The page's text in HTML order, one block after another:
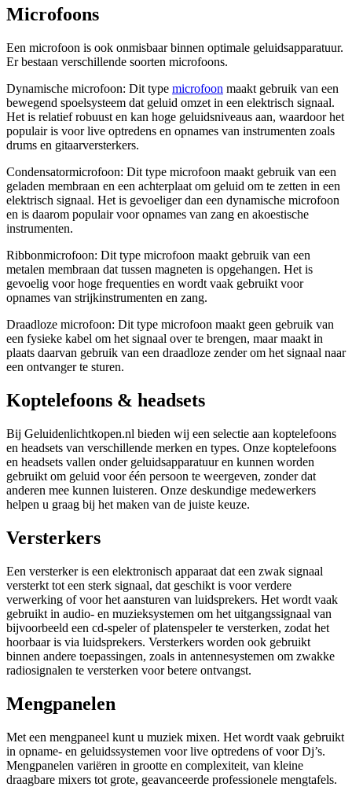
Microfoons
Een microfoon is ook onmisbaar binnen optimale geluidsapparatuur.
Er bestaan verschillende soorten microfoons.
Dynamische microfoon: Dit type microfoon maakt gebruik van een
bewegend spoelsysteem dat geluid omzet in een elektrisch signaal.
Het is relatief robuust en kan hoge geluidsniveaus aan, waardoor het
populair is voor live optredens en opnames van instrumenten zoals
drums en gitaarversterkers.
Condensatormicrofoon: Dit type microfoon maakt gebruik van een
geladen membraan en een achterplaat om geluid om te zetten in een
elektrisch signaal. Het is gevoeliger dan een dynamische microfoon
en is daarom populair voor opnames van zang en akoestische
instrumenten.
Ribbonmicrofoon: Dit type microfoon maakt gebruik van een
metalen membraan dat tussen magneten is opgehangen. Het is
gevoelig voor hoge frequenties en wordt vaak gebruikt voor
opnames van strijkinstrumenten en zang.
Draadloze microfoon: Dit type microfoon maakt geen gebruik van
een fysieke kabel om het signaal over te brengen, maar maakt in
plaats daarvan gebruik van een draadloze zender om het signaal naar
een ontvanger te sturen.
Koptelefoons & headsets
Bij Geluidenlichtkopen.nl bieden wij een selectie aan koptelefoons
en headsets van verschillende merken en types. Onze koptelefoons
en headsets vallen onder geluidsapparatuur en kunnen worden
gebruikt om geluid voor één persoon te weergeven, zonder dat
anderen mee kunnen luisteren. Onze deskundige medewerkers
helpen u graag bij het maken van de juiste keuze.
Versterkers
Een versterker is een elektronisch apparaat dat een zwak signaal
versterkt tot een sterk signaal, dat geschikt is voor verdere
verwerking of voor het aansturen van luidsprekers. Het wordt vaak
gebruikt in audio- en muzieksystemen om het uitgangssignaal van
bijvoorbeeld een cd-speler of platenspeler te versterken, zodat het
hoorbaar is via luidsprekers. Versterkers worden ook gebruikt
binnen andere toepassingen, zoals in antennesystemen om zwakke
radiosignalen te versterken voor betere ontvangst.
Mengpanelen
Met een mengpaneel kunt u muziek mixen. Het wordt vaak gebruikt
in opname- en geluidssystemen voor live optredens of voor Dj’s.
Mengpanelen variëren in grootte en complexiteit, van kleine
draagbare mixers tot grote, geavanceerde professionele mengtafels.